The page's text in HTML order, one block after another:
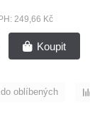
249,66 Kč
Koupit
oblíbených